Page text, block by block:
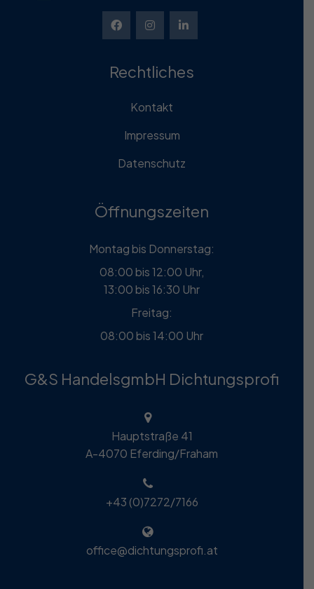
Rechtliches
Kontakt
Impressum
Datenschutz
Öffnungszeiten
Montag bis Donnerstag:
08:00 bis 12:00 Uhr,
13:00 bis 16:30 Uhr
Freitag:
08:00 bis 14:00 Uhr
G&S HandelsgmbH Dichtungsprofi
Hauptstraße 41
A-4070 Eferding/Fraham
+43 (0)7272/7166
office@dichtungsprofi.at